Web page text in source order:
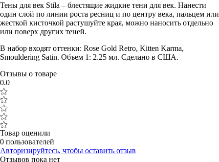
Тены для век Stila – блестящие жидкие тени для век. Нанести
один слой по линии роста ресниц и по центру века, пальцем или
жесткой кисточкой растушуйте края, можно наносить отдельно
или поверх других теней.
В набор входят оттенки: Rose Gold Retro, Kitten Karma,
Smouldering Satin. Объем 1: 2.25 мл. Сделано в США.
Отзывы о товаре
0.0
Товар оценили
0 пользователей
Авторизируйтесь, чтобы оставить отзыв
Отзывов пока нет